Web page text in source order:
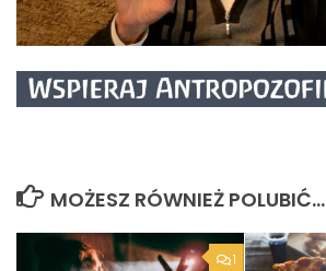
MOŻESZ RÓWNIEŻ POLUBIĆ…
1